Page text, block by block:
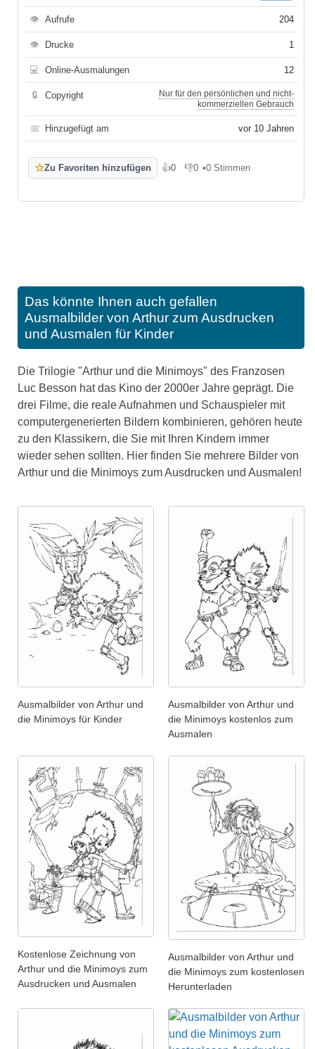
👁 Aufrufe 204
👁 Drucke 1
💻 Online-Ausmalungen 12
🔒 Copyright
Nur für den persönlichen und nicht-
kommerziellen Gebrauch
📅 Hinzugefügt am vor 10 Jahren
☆Zu Favoriten hinzufügen 👍0
Gefällt mir
👎0
Gefällt mir nicht
•0 Stimmen
Das könnte Ihnen auch gefallen
Ausmalbilder von Arthur zum Ausdrucken
und Ausmalen für Kinder
Die Trilogie "Arthur und die Minimoys" des Franzosen
Luc Besson hat das Kino der 2000er Jahre geprägt. Die
drei Filme, die reale Aufnahmen und Schauspieler mit
computergenerierten Bildern kombinieren, gehören heute
zu den Klassikern, die Sie mit Ihren Kindern immer
wieder sehen sollten. Hier finden Sie mehrere Bilder von
Arthur und die Minimoys zum Ausdrucken und Ausmalen!
Ausmalbilder von Arthur und
die Minimoys für Kinder
Ausmalbilder von Arthur und
die Minimoys kostenlos zum
Ausmalen
Kostenlose Zeichnung von
Arthur und die Minimoys zum
Ausdrucken und Ausmalen
Ausmalbilder von Arthur und
die Minimoys zum kostenlosen
Herunterladen